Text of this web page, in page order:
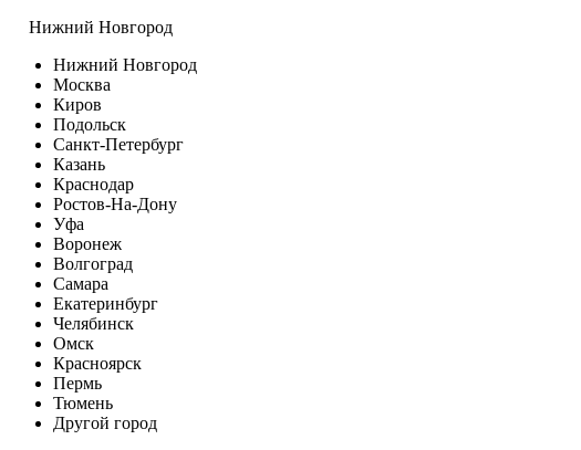
Нижний Новгород
Нижний Новгород
Москва
Киров
Подольск
Санкт-Петербург
Казань
Краснодар
Ростов-На-Дону
Уфа
Воронеж
Волгоград
Самара
Екатеринбург
Челябинск
Омск
Красноярск
Пермь
Тюмень
Другой город